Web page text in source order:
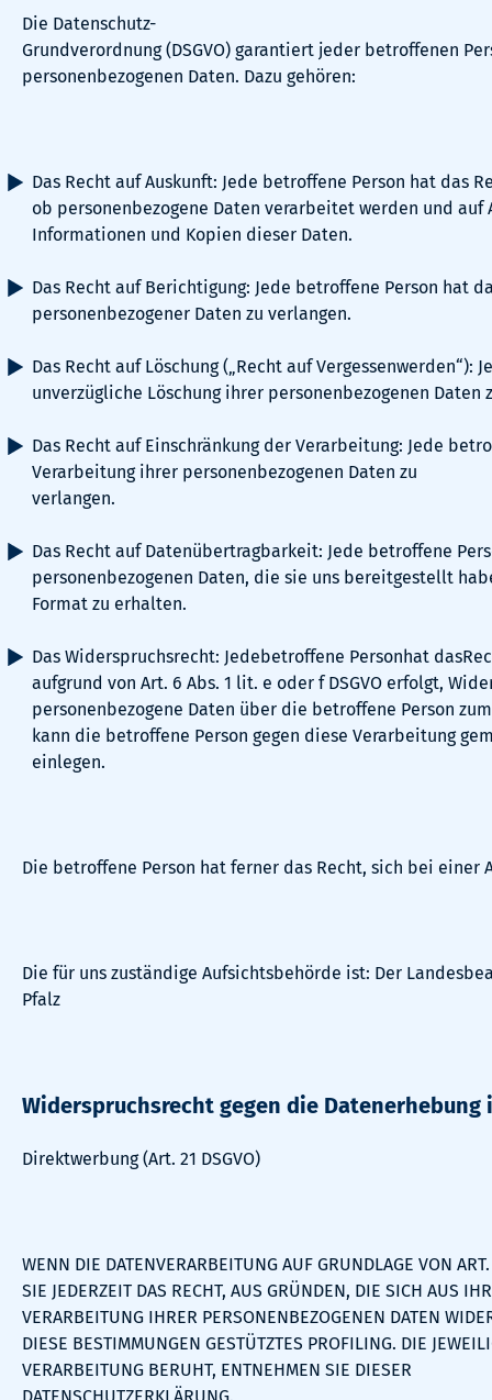
Die Datenschutz-
Grundverordnung (DSGVO) garantiert jeder betroffenen
personenbezogenen Daten. Dazu gehören:
Das Recht auf Auskunft: Jede betroffene Person hat das
ob personenbezogene Daten verarbeitet werden und
Informationen und Kopien dieser Daten.
Das Recht auf Berichtigung: Jede betroffene Person hat
personenbezogener Daten zu verlangen.
Das Recht auf Löschung („Recht auf
unverzügliche Löschung ihrer personenbezogenen Daten
Das Recht auf Einschränkung der Verarbeitung: Jede
Verarbeitung ihrer personenbezogenen Daten zu
verlangen.
Das Recht auf Datenübertragbarkeit: Jede betroffene
personenbezogenen Daten, die sie uns bereitgestellt
Format zu erhalten.
Das Widerspruchsrecht: Jedebetroffene Personhat
aufgrund von Art. 6 Abs. 1 lit. e oder f DSGVO erfolgt,
personenbezogene Daten über die betroffene Person
kann die betroffene Person gegen diese Verarbeitung
einlegen.
Die betroffene Person hat ferner das Recht, sich bei einer
Die für uns zuständige Aufsichtsbehörde ist: Der
Pfalz
Widerspruchsrecht gegen die Datenerhebung
Direktwerbung (Art. 21 DSGVO)
WENN DIE DATENVERARBEITUNG AUF GRUNDLAGE VON
SIE JEDERZEIT DAS RECHT, AUS GRÜNDEN, DIE SICH AUS
VERARBEITUNG IHRER PERSONENBEZOGENEN DATEN
DIESE BESTIMMUNGEN GESTÜTZTES PROFILING. DIE
VERARBEITUNG BERUHT, ENTNEHMEN SIE DIESER